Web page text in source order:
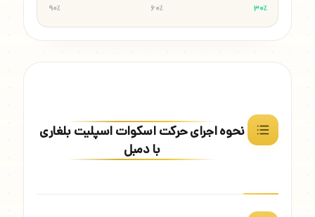
۳۰٪ ۶۰٪ ۹۰٪
نحوه اجرای حرکت اسکوات اسپلیت بلغاری
با دمبل